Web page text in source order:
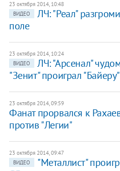
23 октября 2014, 10:48
ВИДЕО
ЛЧ: "Реал"
поле
23 октября 2014, 10:24
ВИДЕО
ЛЧ: "Арсенал"
"Зенит" проиграл "Байеру"
23 октября 2014, 09:59
Фанат прорвался к
против "Легии"
23 октября 2014, 09:47
ВИДЕО
"Металлист"